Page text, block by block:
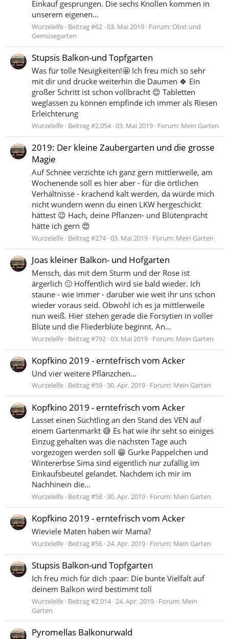
Einkauf gesprungen. Die sechs Knollen kommen in
unserem eigenen...
Wurzelelfe Beitrag #62 03. Mai 2019 Forum: Obst und
Gemüsegarten
Stupsis Balkon-und Topfgarten
Was für tolle Neuigkeiten!🤩 Ich freu mich so sehr
mit dir und drücke weiterhin die Daumen 🍀 Ein
großer Schritt ist schon vollbracht 😊 Tabletten
weglassen zu können empfinde ich immer als Riesen
Erleichterung
Wurzelelfe Beitrag #2.054 03. Mai 2019 Forum: Mein Garten
2019: Der kleine Zaubergarten und die grosse
Magie
Auf Schnee verzichte ich ganz gern mittlerweile, am
Wochenende soll es hier aber - für die örtlichen
Verhältnisse - krachend kalt werden, da würde mich
nicht wundern wenn du einen LKW hergeschickt
hättest 😉 Hach, deine Pflanzen- und Blütenpracht
hätte ich gern 😍
Wurzelelfe Beitrag #274 03. Mai 2019 Forum: Mein Garten
Joas kleiner Balkon- und Hofgarten
Mensch, das mit dem Sturm und der Rose ist
ärgerlich 🙁 Hoffentlich wird sie bald wieder. Ich
staune - wie immer - darüber wie weit ihr uns schon
wieder voraus seid. Obwohl ich es ja mittlerweile
nun weiß. Hier stehen gerade die Forsytien in voller
Blüte und die Fliederblüte beginnt. An...
Wurzelelfe Beitrag #792 03. Mai 2019 Forum: Mein Garten
Kopfkino 2019 - erntefrisch vom Acker
Und vier weitere Pflänzchen...
Wurzelelfe Beitrag #59 30. Apr. 2019 Forum: Mein Garten
Kopfkino 2019 - erntefrisch vom Acker
Lasset einen Süchtling an den Stand des VEN auf
einem Gartenmarkt 😅 Es hat wie ihr seht so einiges
Einzug gehalten was die nächsten Tage auch
vorgezogen werden soll 😁 Gurke Pappelchen und
Wintererbse Sima sind eigentlich nur zufällig im
Einkaufsbeutel gelandet. Nachdem ich mir im
Nachhinein die...
Wurzelelfe Beitrag #58 30. Apr. 2019 Forum: Mein Garten
Kopfkino 2019 - erntefrisch vom Acker
Wieviele Maten haben wir Mama?
Wurzelelfe Beitrag #56 24. Apr. 2019 Forum: Mein Garten
Stupsis Balkon-und Topfgarten
Ich freu mich für dich :paar: Die bunte Vielfalt auf
deinem Balkon wird bestimmt toll
Wurzelelfe Beitrag #2.014 24. Apr. 2019 Forum: Mein
Garten
Pyromellas Balkonurwald